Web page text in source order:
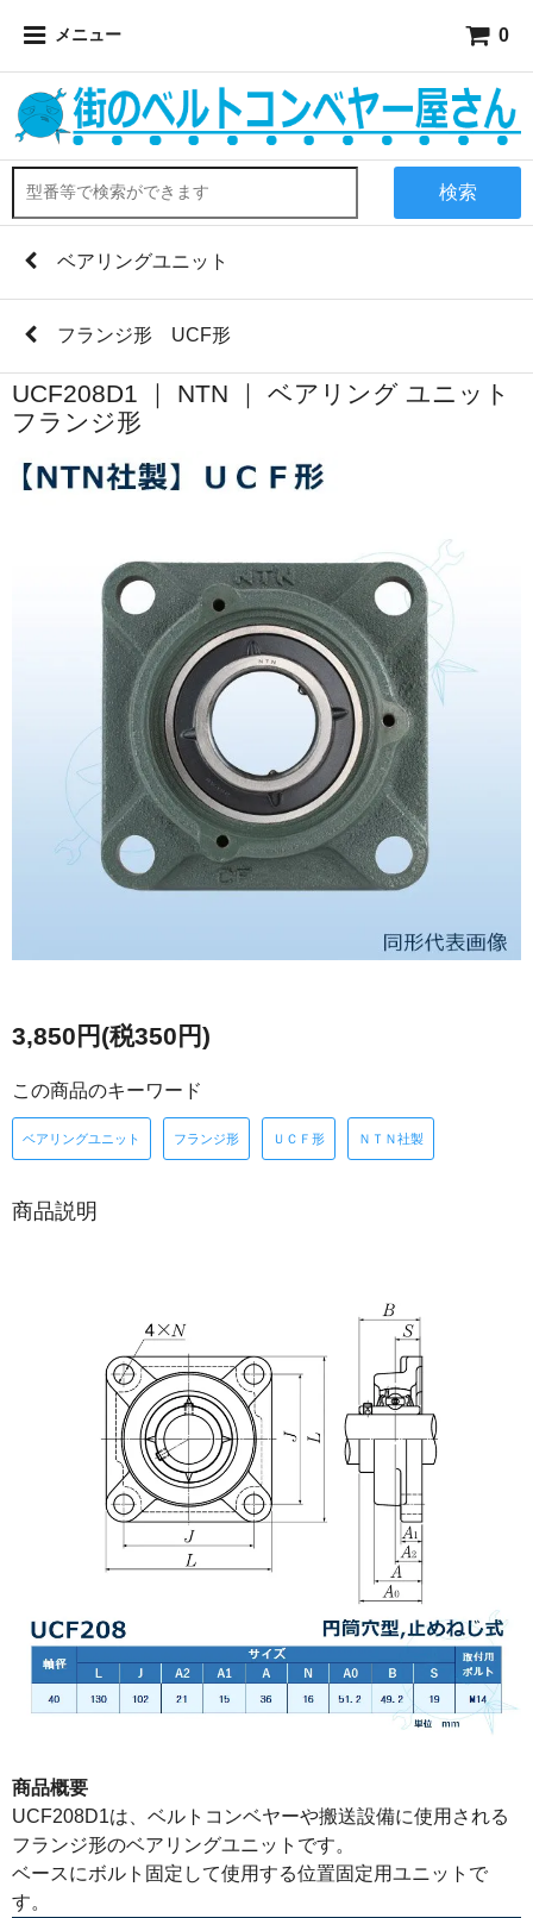
メニュー 0
検索
ベアリングユニット
フランジ形 UCF形
UCF208D1 ｜ NTN ｜ ベアリング ユニット
フランジ形
3,850円(税350円)
この商品のキーワード
ベアリングユニット フランジ形 ＵＣＦ形 ＮＴＮ社製
商品説明
商品概要
UCF208D1は、ベルトコンベヤーや搬送設備に使用される
フランジ形のベアリングユニットです。
ベースにボルト固定して使用する位置固定用ユニットで
す。